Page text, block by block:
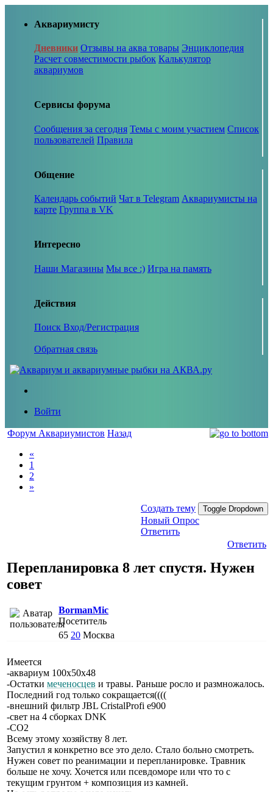
Аквариумисту
Дневники Отзывы на аква товары Энциклопедия
Расчет совместимости рыбок Калькулятор
аквариумов
Сервисы форума
Сообщения за сегодня Темы с моим участием Список
пользователей Правила
Общение
Календарь событий Чат в Telegram Аквариумисты на
карте Группа в VK
Интересно
Наши Магазины Мы все :) Игра на память
Действия
Поиск Вход/Регистрация
Обратная связь
Войти
Форум Аквариумистов Назад
«
1
2
»
Создать тему Toggle Dropdown
Новый Опрос
Ответить
Ответить
Перепланировка 8 лет спустя. Нужен
совет
BormanMic
Посетитель
65 20 Москва
Имеется
-аквариум 100х50х48
-Остатки меченосцев и травы. Раньше росло и размножалось.
Последний год только сокращается((((
-внешний фильтр JBL CristalProfi e900
-свет на 4 сборках DNK
-CO2
Всему этому хозяйству 8 лет.
Запустил я конкретно все это дело. Стало больно смотреть.
Нужен совет по реанимации и перепланировке. Травник
больше не хочу. Хочется или псевдоморе или что то с
текущим грунтом + композиция из камней.